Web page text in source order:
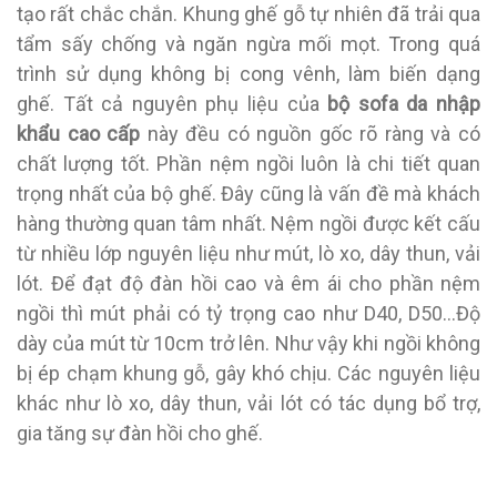
tạo rất chắc chắn. Khung ghế gỗ tự nhiên đã trải qua
tẩm sấy chống và ngăn ngừa mối mọt. Trong quá
trình sử dụng không bị cong vênh, làm biến dạng
ghế. Tất cả nguyên phụ liệu của bộ sofa da nhập
khẩu cao cấp này đều có nguồn gốc rõ ràng và có
chất lượng tốt. Phần nệm ngồi luôn là chi tiết quan
trọng nhất của bộ ghế. Đây cũng là vấn đề mà khách
hàng thường quan tâm nhất. Nệm ngồi được kết cấu
từ nhiều lớp nguyên liệu như mút, lò xo, dây thun, vải
lót. Để đạt độ đàn hồi cao và êm ái cho phần nệm
ngồi thì mút phải có tỷ trọng cao như D40, D50…Độ
dày của mút từ 10cm trở lên. Như vậy khi ngồi không
bị ép chạm khung gỗ, gây khó chịu. Các nguyên liệu
khác như lò xo, dây thun, vải lót có tác dụng bổ trợ,
gia tăng sự đàn hồi cho ghế.